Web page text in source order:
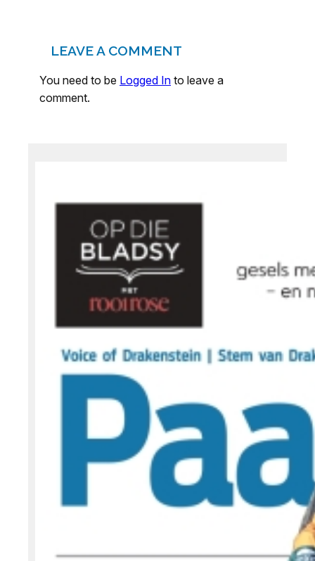
LEAVE A COMMENT
You need to be Logged In to leave a
comment.